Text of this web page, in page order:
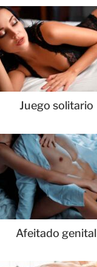
Juego solitario
Afeitado genital